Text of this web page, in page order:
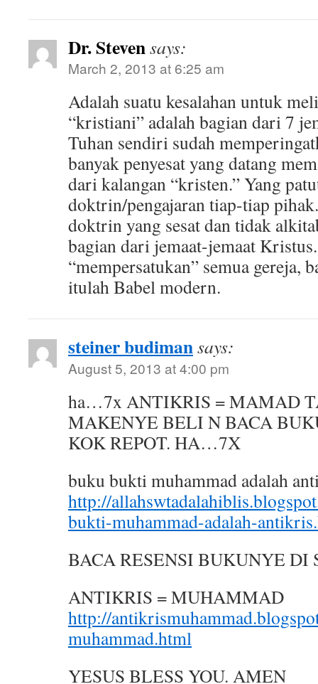
Dr. Stevensays:
March 2, 2013 at 6:25 am
Adalah suatu kesalahan untuk
“kristiani” adalah bagian dari 7
Tuhan sendiri sudah
banyak penyesat yang datang
dari kalangan “kristen.” Yang
doktrin/pengajaran tiap-tiap
doktrin yang sesat dan tidak
bagian dari jemaat-jemaat
“mempersatukan” semua gereja,
itulah Babel modern.
steiner budimansays:
August 5, 2013 at 4:00 pm
ha…7x ANTIKRIS = MAMAD
MAKENYE BELI N BACA
KOK REPOT. HA…7X
buku bukti muhammad adalah
http://
bukti-muhammad-adalah-
BACA RESENSI BUKUNYE DI
ANTIKRIS = MUHAMMAD
http://
muhammad.html
YESUS BLESS YOU. AMEN